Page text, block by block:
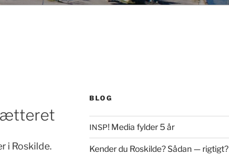
i Roskilde.
BLOG
INSP! Media fylder 5 år
Kender du Roskilde? Sådan — rigtigt?